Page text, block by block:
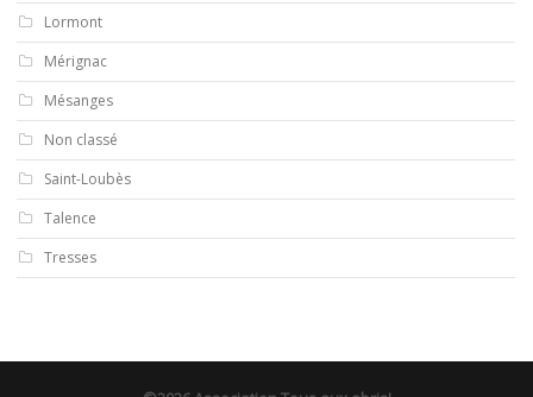
Lormont
Mérignac
Mésanges
Non classé
Saint-Loubès
Talence
Tresses